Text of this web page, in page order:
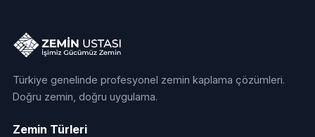
Türkiye genelinde profesyonel zemin kaplama çözümleri.
Doğru zemin, doğru uygulama.
Zemin Türleri